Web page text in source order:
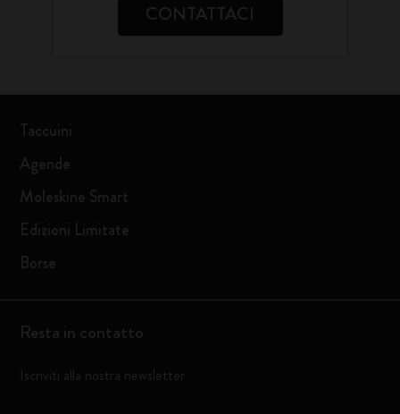
CONTATTACI
Taccuini
Agende
Moleskine Smart
Edizioni Limitate
Borse
Resta in contatto
Iscriviti alla nostra newsletter